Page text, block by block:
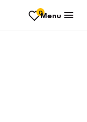
0Menu